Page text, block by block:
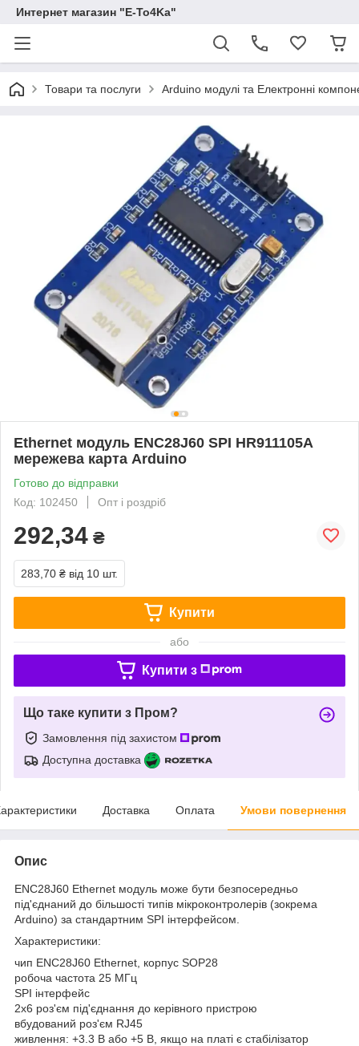
Интернет магазин "E-To4Ka"
Товари та послуги Arduino модулі та Електронні
Ethernet модуль ENC28J60 SPI HR911105A
мережева карта Arduino
Готово до відправки
Код: 102450
Опт і роздріб
292,34 ₴
283,70 ₴ від 10 шт.
Купити
або
Купити з
Що таке купити з Пром?
Замовлення під захистом
Доступна доставка
Доставка Оплата Умови повернення
Опис
ENC28J60 Ethernet модуль може бути безпосередньо
під'єднаний до більшості типів мікроконтролерів (зокрема
Arduino) за стандартним SPI інтерфейсом.
Характеристики:
чип ENC28J60 Ethernet, корпус SOP28
робоча частота 25 МГц
SPI інтерфейс
2x6 роз'єм під'єднання до керівного пристрою
вбудований роз'єм RJ45
живлення: +3.3 В або +5 В, якщо на платі є стабілізатор